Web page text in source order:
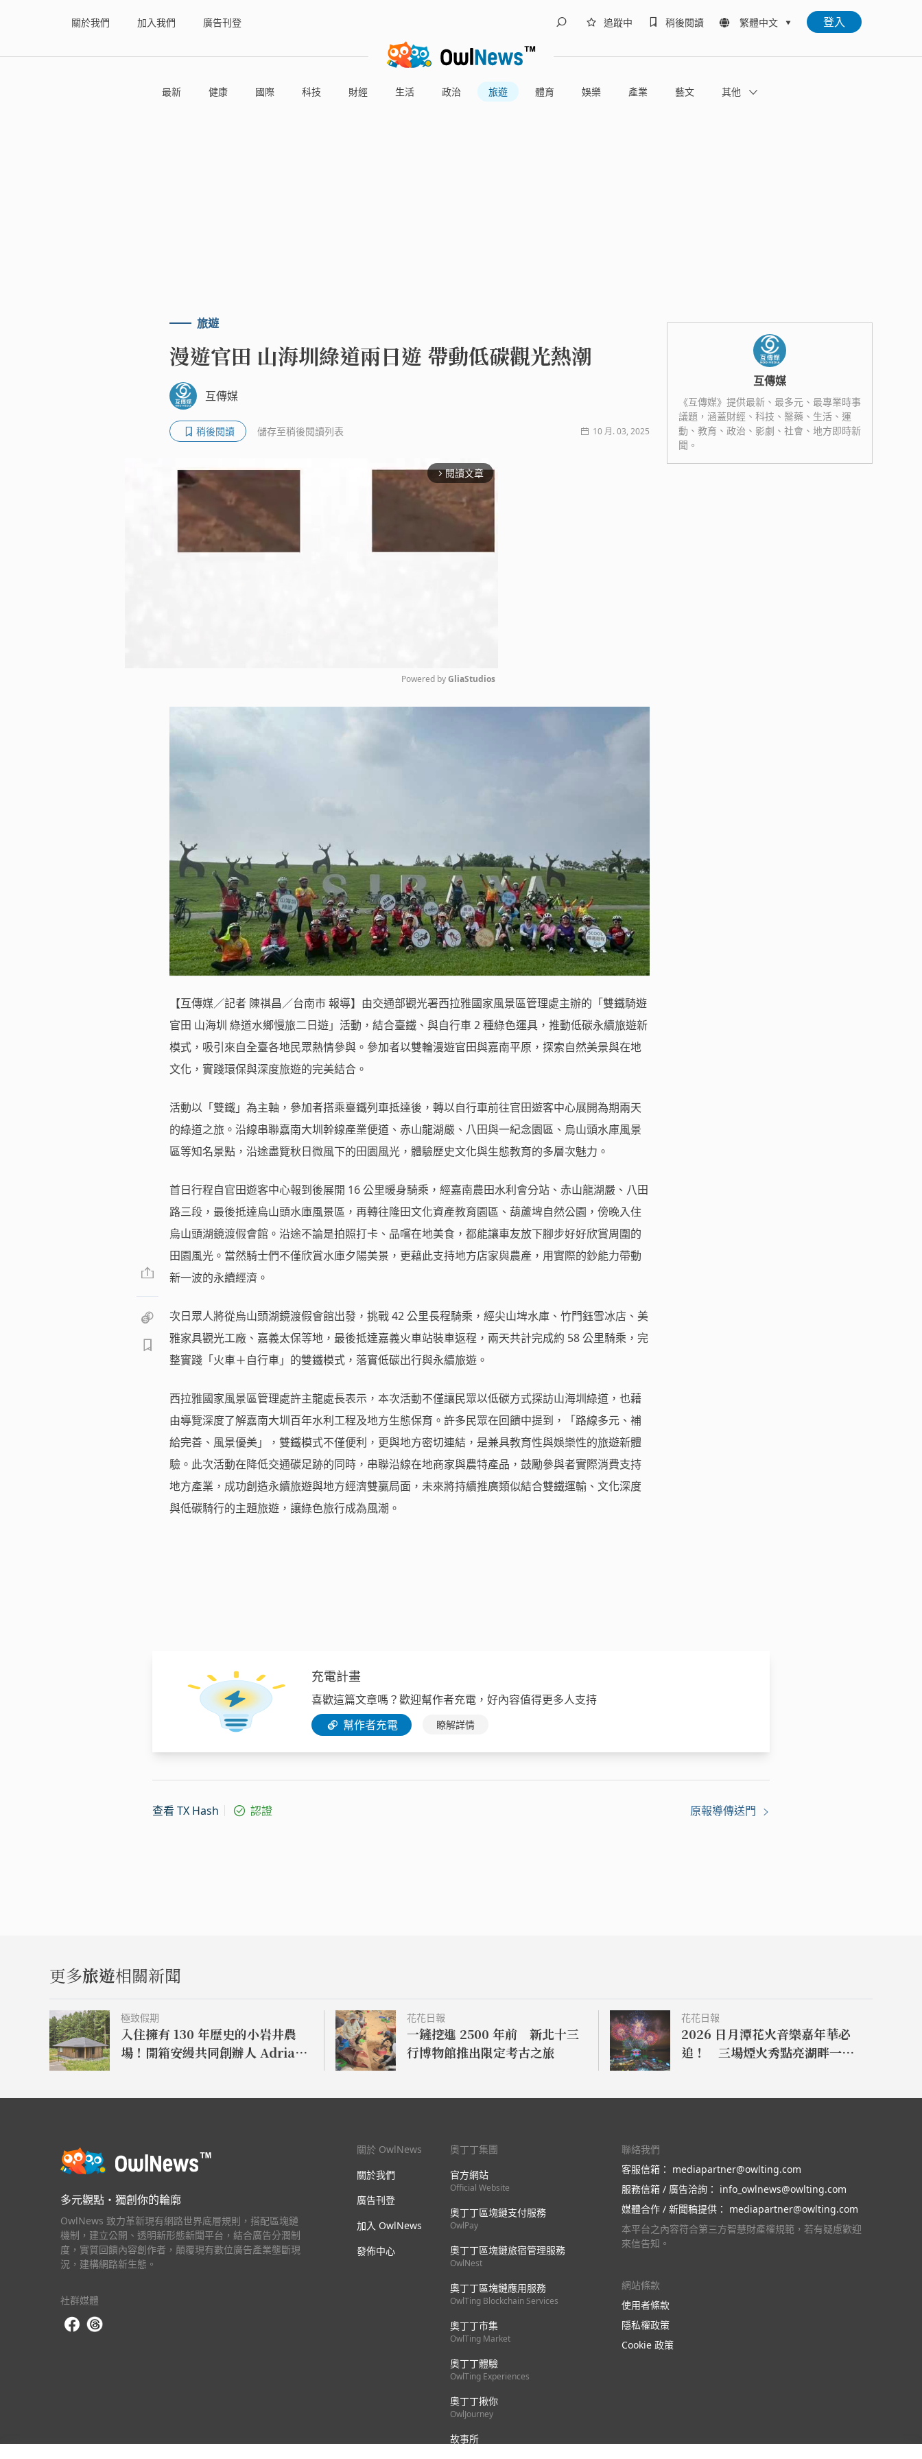
關於我們 加入我們 廣告刊登 追蹤中 稍後閱讀 繁體中文 登入
最新 健康 國際 科技 財經 生活 政治 旅遊 體育 娛樂 產業 藝文 其他
旅遊
漫遊官田 山海圳綠道兩日遊 帶動低碳觀光熱潮
互傳媒
稍後閱讀 儲存至稍後閱讀列表 10 月. 03, 2025
arrow_forward_ios 閱讀文章
Powered by GliaStudios
【互傳媒／記者 陳祺昌／台南市 報導】由交通部觀光署西拉雅國家風景區管理處主辦的「雙鐵騎遊
官田 山海圳 綠道水鄉慢旅二日遊」活動，結合臺鐵、與自行車 2 種綠色運具，推動低碳永續旅遊新
模式，吸引來自全臺各地民眾熱情參與。參加者以雙輪漫遊官田與嘉南平原，探索自然美景與在地
文化，實踐環保與深度旅遊的完美結合。
活動以「雙鐵」為主軸，參加者搭乘臺鐵列車抵達後，轉以自行車前往官田遊客中心展開為期兩天
的綠道之旅。沿線串聯嘉南大圳幹線產業便道、赤山龍湖嚴、八田與一紀念園區、烏山頭水庫風景
區等知名景點，沿途盡覽秋日微風下的田園風光，體驗歷史文化與生態教育的多層次魅力。
首日行程自官田遊客中心報到後展開 16 公里暖身騎乘，經嘉南農田水利會分站、赤山龍湖嚴、八田
路三段，最後抵達烏山頭水庫風景區，再轉往隆田文化資產教育園區、葫蘆埤自然公園，傍晚入住
烏山頭湖鏡渡假會館。沿途不論是拍照打卡、品嚐在地美食，都能讓車友放下腳步好好欣賞周圍的
田園風光。當然騎士們不僅欣賞水庫夕陽美景，更藉此支持地方店家與農產，用實際的鈔能力帶動
新一波的永續經濟。
次日眾人將從烏山頭湖鏡渡假會館出發，挑戰 42 公里長程騎乘，經尖山埤水庫、竹門鈺雪冰店、美
雅家具觀光工廠、嘉義太保等地，最後抵達嘉義火車站裝車返程，兩天共計完成約 58 公里騎乘，完
整實踐「火車＋自行車」的雙鐵模式，落實低碳出行與永續旅遊。
西拉雅國家風景區管理處許主龍處長表示，本次活動不僅讓民眾以低碳方式探訪山海圳綠道，也藉
由導覽深度了解嘉南大圳百年水利工程及地方生態保育。許多民眾在回饋中提到，「路線多元、補
給完善、風景優美」，雙鐵模式不僅便利，更與地方密切連結，是兼具教育性與娛樂性的旅遊新體
驗。此次活動在降低交通碳足跡的同時，串聯沿線在地商家與農特產品，鼓勵參與者實際消費支持
地方產業，成功創造永續旅遊與地方經濟雙贏局面，未來將持續推廣類似結合雙鐵運輸、文化深度
與低碳騎行的主題旅遊，讓綠色旅行成為風潮。
互傳媒
《互傳媒》提供最新、最多元、最專業時事
議題，涵蓋財經、科技、醫藥、生活、運
動、教育、政治、影劇、社會、地方即時新
聞。
充電計畫
喜歡這篇文章嗎？歡迎幫作者充電，好內容值得更多人支持
幫作者充電
瞭解詳情
查看 TX Hash 認證 原報導傳送門
更多旅遊相關新聞
極致假期
入住擁有 130 年歷史的小岩井農
場！開箱安縵共同創辦人 Adrian
花花日報
一鏟挖進 2500 年前 新北十三
行博物館推出限定考古之旅
花花日報
2026 日月潭花火音樂嘉年華必
追！ 三場煙火秀點亮湖畔一路
多元觀點・獨創你的輪廓
OwlNews 致力革新現有網路世界底層規則，搭配區塊鏈
機制，建立公開、透明新形態新聞平台，結合廣告分潤制
度，實質回饋內容創作者，顛覆現有數位廣告產業壟斷現
況，建構網路新生態。
社群媒體
關於 OwlNews
關於我們
廣告刊登
加入 OwlNews
發佈中心
奧丁丁集團
官方網站
Official Website
奧丁丁區塊鏈支付服務
OwlPay
奧丁丁區塊鏈旅宿管理服務
OwlNest
奧丁丁區塊鏈應用服務
OwlTing Blockchain Services
奧丁丁市集
OwlTing Market
奧丁丁體驗
OwlTing Experiences
奧丁丁揪你
OwlJourney
故事所
聯絡我們
客服信箱： mediapartner@owlting.com
服務信箱 / 廣告洽詢： info_owlnews@owlting.com
媒體合作 / 新聞稿提供： mediapartner@owlting.com
本平台之內容符合第三方智慧財產權規範，若有疑慮歡迎
來信告知。
網站條款
使用者條款
隱私權政策
Cookie 政策